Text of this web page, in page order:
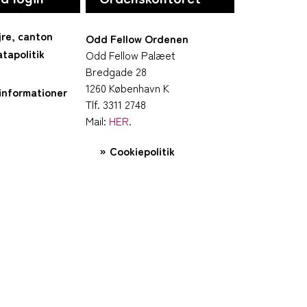
canton
Odd Fellow Ordenen
Odd Fellow Palæet
Bredgade 28
1260 København K
Tlf. 3311 2748
Mail: HER.
Cookiepolitik